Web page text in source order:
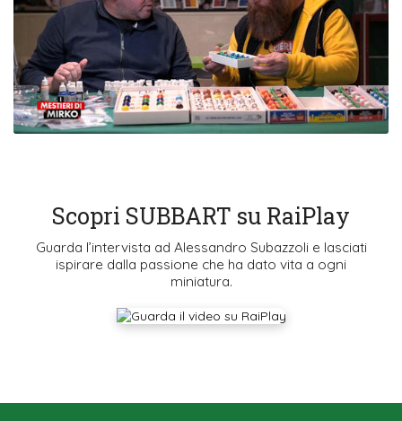
Scopri SUBBART su RaiPlay
Guarda l’intervista ad Alessandro Subazzoli e lasciati
ispirare dalla passione che ha dato vita a ogni
miniatura.